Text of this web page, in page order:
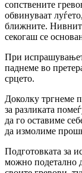
сопствените
обвинуваат
ближните.
секогаш се
При
паднеме во
срцето.
Доколку тргнеме
за разликата
да го оставиме
да измолиме
Подготовката за
можно подетално